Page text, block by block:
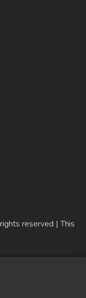
reserved | This